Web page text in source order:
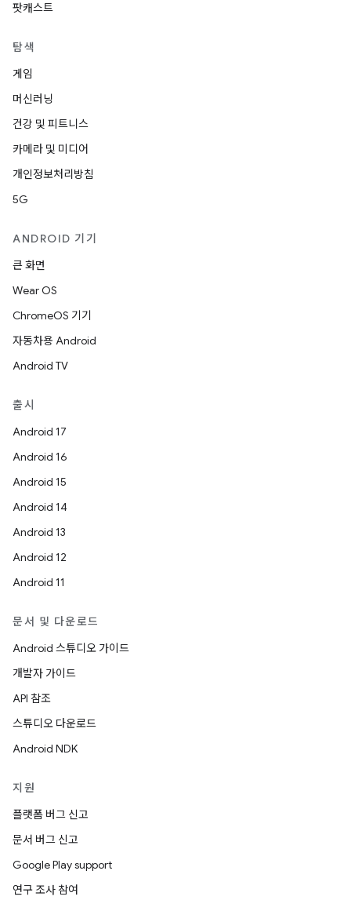
팟캐스트
탐색
게임
머신러닝
건강 및 피트니스
카메라 및 미디어
개인정보처리방침
5G
ANDROID 기기
큰 화면
Wear OS
ChromeOS 기기
자동차용 Android
Android TV
출시
Android 17
Android 16
Android 15
Android 14
Android 13
Android 12
Android 11
문서 및 다운로드
Android 스튜디오 가이드
개발자 가이드
API 참조
스튜디오 다운로드
Android NDK
지원
플랫폼 버그 신고
문서 버그 신고
Google Play support
연구 조사 참여